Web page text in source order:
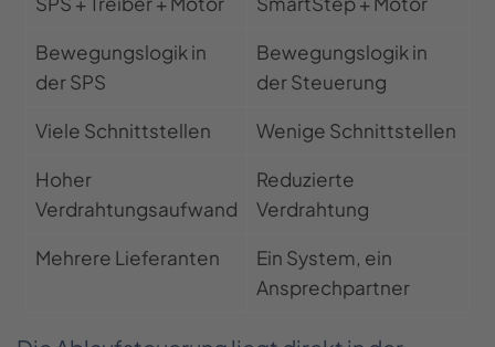
Bewegungslogik in
der SPS
Bewegungslogik in
der Steuerung
Viele Schnittstellen
Wenige Schnittstellen
Hoher
Verdrahtungsaufwand
Reduzierte
Verdrahtung
Mehrere Lieferanten
Ein System, ein
Ansprechpartner